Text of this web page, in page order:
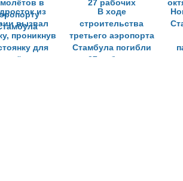
из
вызвал
проникнув
для
в
В ходе
строительства
третьего аэропорта
Стамбула погибли
27 рабочих